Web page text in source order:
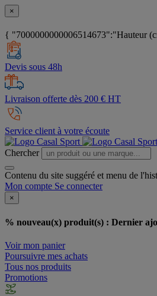
×
{ "7000000000006514673":"Hauteur
Devis sous 48h
Livraison offerte dès 200 € HT
Service client à votre écoute
Chercher
Contenu du site suggéré et menu de
Mon compte Se connecter
×
% nouveau(x) produit(s) : Dernier
Voir mon panier
Poursuivre mes achats
Tous nos produits
Promotions